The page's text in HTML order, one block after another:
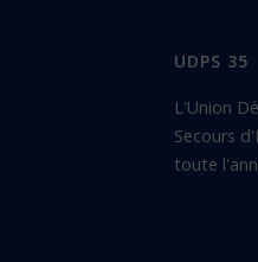
UDPS 35
L'Union
Secours
toute